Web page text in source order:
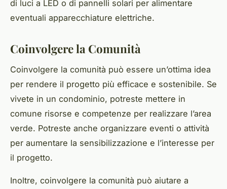
di luci a LED o di pannelli solari per alimentare
eventuali apparecchiature elettriche.
Coinvolgere la Comunità
Coinvolgere la comunità può essere un’ottima idea
per rendere il progetto più efficace e sostenibile. Se
vivete in un condominio, potreste mettere in
comune risorse e competenze per realizzare l’area
verde. Potreste anche organizzare eventi o attività
per aumentare la sensibilizzazione e l’interesse per
il progetto.
Inoltre, coinvolgere la comunità può aiutare a